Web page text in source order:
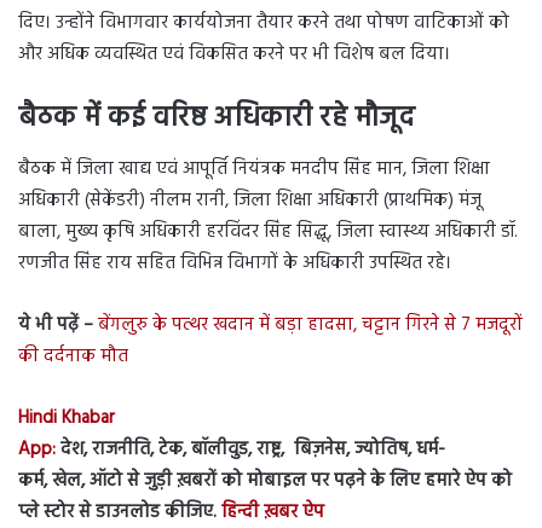
दिए। उन्होंने विभागवार कार्ययोजना तैयार करने तथा पोषण वाटिकाओं को
और अधिक व्यवस्थित एवं विकसित करने पर भी विशेष बल दिया।
बैठक में कई वरिष्ठ अधिकारी रहे मौजूद
बैठक में जिला खाद्य एवं आपूर्ति नियंत्रक मनदीप सिंह मान, जिला शिक्षा
अधिकारी (सेकेंडरी) नीलम रानी, जिला शिक्षा अधिकारी (प्राथमिक) मंजू
बाला, मुख्य कृषि अधिकारी हरविंदर सिंह सिद्धू, जिला स्वास्थ्य अधिकारी डॉ.
रणजीत सिंह राय सहित विभिन्न विभागों के अधिकारी उपस्थित रहे।
ये भी पढ़ें –बेंगलुरु के पत्थर खदान में बड़ा हादसा, चट्टान गिरने से 7 मजदूरों
की दर्दनाक मौत
Hindi Khabar
App:देश, राजनीति, टेक, बॉलीवुड, राष्ट्र, बिज़नेस, ज्योतिष, धर्म-
कर्म, खेल, ऑटो से जुड़ी ख़बरों को मोबाइल पर पढ़ने के लिए हमारे ऐप को
प्ले स्टोर से डाउनलोड कीजिए.हिन्दी ख़बर ऐप